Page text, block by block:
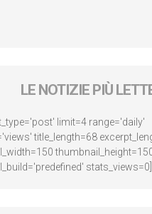
LE NOTIZIE PIÙ
limit=4 range='daily'
title_length=68
stats_views=0]